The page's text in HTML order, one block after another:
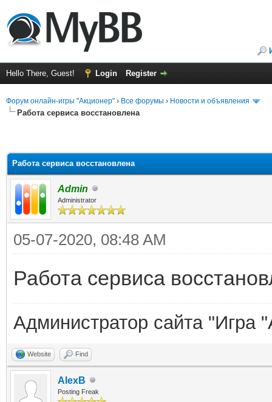
Hello There, Guest! Login Register
Форум онлайн-игры "Акционер" › Все форумы › Новости и объявления
Работа сервиса восстановлена
Работа сервиса восстановлена
Admin
Administrator
05-07-2020, 08:48 AM
Работа сервиса
Администратор сайта "Игра
Website Find
AlexB
Posting Freak